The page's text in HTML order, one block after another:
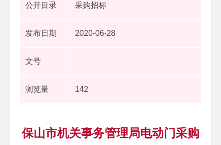
公开目录 采购招标
发布日期 2020-06-28
文号
浏览量 142
保山市机关事务管理局电动门采购